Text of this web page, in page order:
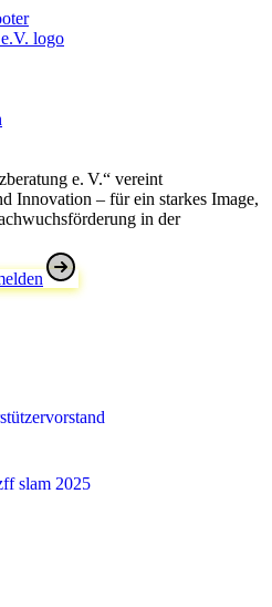
e. V.“ vereint
Innovation – für ein starkes Image,
in der
vorstand
slam 2025